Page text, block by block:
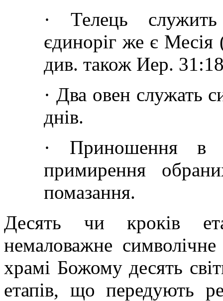
· Телець
єдиноріг же є
див. також Иер.
· Два овен служать
днів.
· Приношення в
примирення
помазання.
Десять чи кроків
немаловажне
храмі Божому десять
етапів, що передують